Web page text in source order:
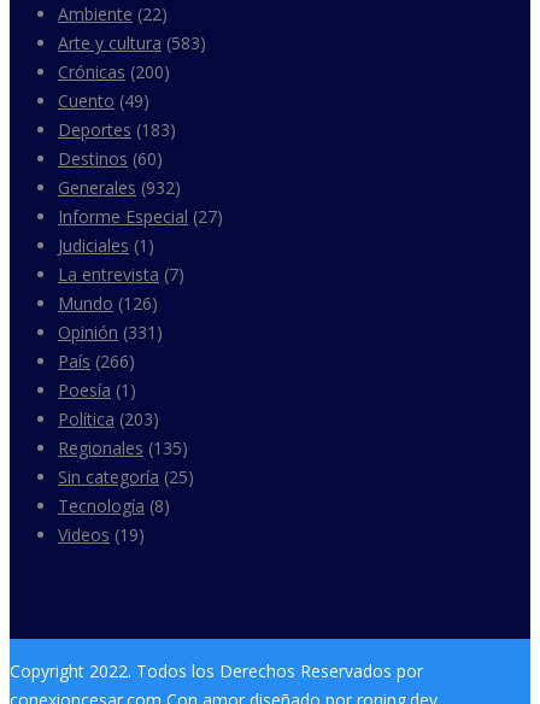
Ambiente (22)
Arte y cultura (583)
Crónicas (200)
Cuento (49)
Deportes (183)
Destinos (60)
Generales (932)
Informe Especial (27)
Judiciales (1)
La entrevista (7)
Mundo (126)
Opinión (331)
País (266)
Poesía (1)
Política (203)
Regionales (135)
Sin categoría (25)
Tecnología (8)
Videos (19)
Copyright 2022. Todos los Derechos Reservados por